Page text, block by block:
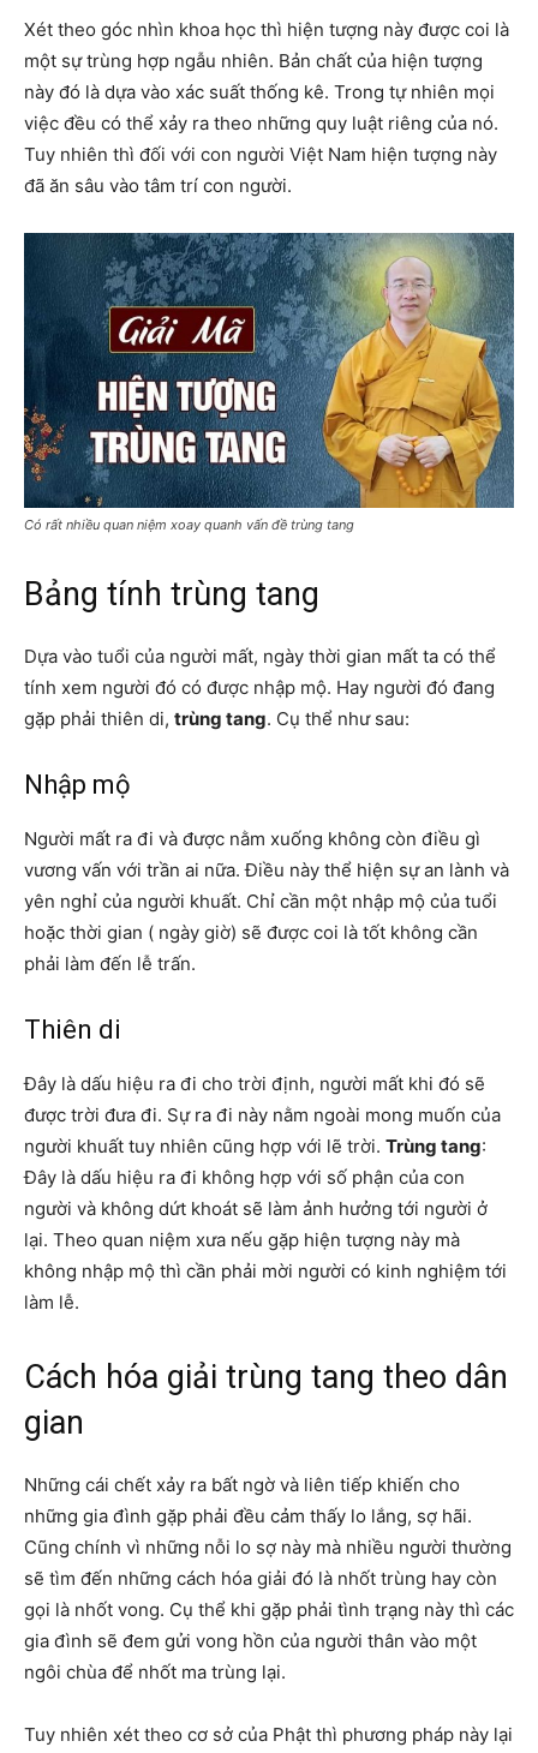
Xét theo góc nhìn khoa học thì hiện tượng này được coi là
một sự trùng hợp ngẫu nhiên. Bản chất của hiện tượng
này đó là dựa vào xác suất thống kê. Trong tự nhiên mọi
việc đều có thể xảy ra theo những quy luật riêng của nó.
Tuy nhiên thì đối với con người Việt Nam hiện tượng này
đã ăn sâu vào tâm trí con người.
Có rất nhiều quan niệm xoay quanh vấn đề trùng tang
Bảng tính trùng tang
Dựa vào tuổi của người mất, ngày thời gian mất ta có thể
tính xem người đó có được nhập mộ. Hay người đó đang
gặp phải thiên di, trùng tang. Cụ thể như sau:
Nhập mộ
Người mất ra đi và được nằm xuống không còn điều gì
vương vấn với trần ai nữa. Điều này thể hiện sự an lành và
yên nghỉ của người khuất. Chỉ cần một nhập mộ của tuổi
hoặc thời gian ( ngày giờ) sẽ được coi là tốt không cần
phải làm đến lễ trấn.
Thiên di
Đây là dấu hiệu ra đi cho trời định, người mất khi đó sẽ
được trời đưa đi. Sự ra đi này nằm ngoài mong muốn của
người khuất tuy nhiên cũng hợp với lẽ trời. Trùng tang:
Đây là dấu hiệu ra đi không hợp với số phận của con
người và không dứt khoát sẽ làm ảnh hưởng tới người ở
lại. Theo quan niệm xưa nếu gặp hiện tượng này mà
không nhập mộ thì cần phải mời người có kinh nghiệm tới
làm lễ.
Cách hóa giải trùng tang theo dân
gian
Những cái chết xảy ra bất ngờ và liên tiếp khiến cho
những gia đình gặp phải đều cảm thấy lo lắng, sợ hãi.
Cũng chính vì những nỗi lo sợ này mà nhiều người thường
sẽ tìm đến những cách hóa giải đó là nhốt trùng hay còn
gọi là nhốt vong. Cụ thể khi gặp phải tình trạng này thì các
gia đình sẽ đem gửi vong hồn của người thân vào một
ngôi chùa để nhốt ma trùng lại.
Tuy nhiên xét theo cơ sở của Phật thì phương pháp này lại